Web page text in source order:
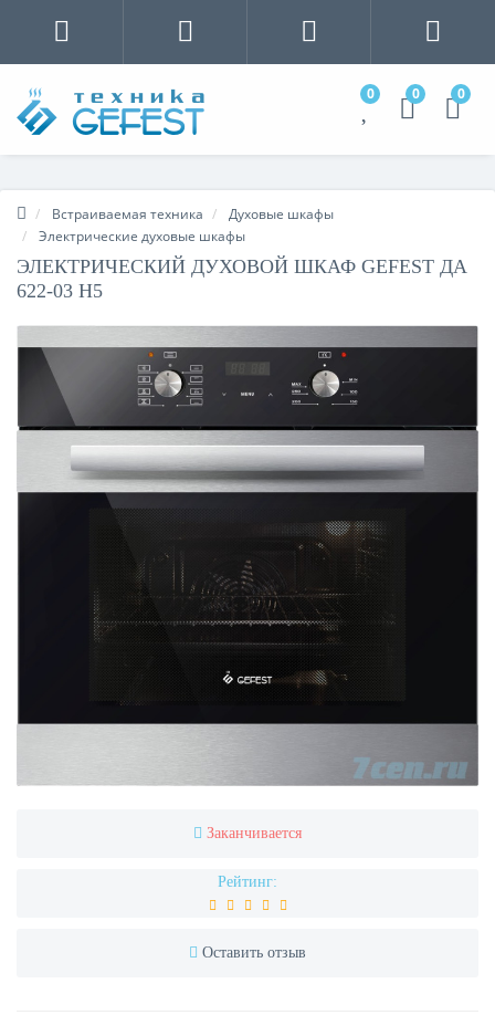
0 0 0
Встраиваемая техника
Духовые шкафы
Электрические духовые шкафы
ЭЛЕКТРИЧЕСКИЙ ДУХОВОЙ ШКАФ GEFEST ДА
622-03 Н5
Заканчивается
Рейтинг:
Оставить отзыв